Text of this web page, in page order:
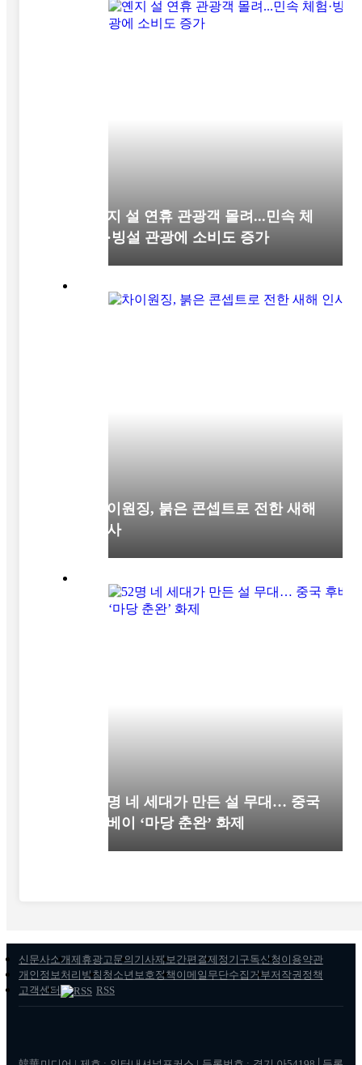
옌지 설 연휴 관광객 몰려...민속 체
험·빙설 관광에 소비도 증가
차이원징, 붉은 콘셉트로 전한 새해
인사
52명 네 세대가 만든 설 무대… 중국
후베이 ‘마당 춘완’ 화제
신문사소개제휴광고문의 기사제보간편결제 정기구독신청 이용약관
개인정보처리방침 청소년보호정책 이메일무단수집거부저작권정책
고객센터
RSS